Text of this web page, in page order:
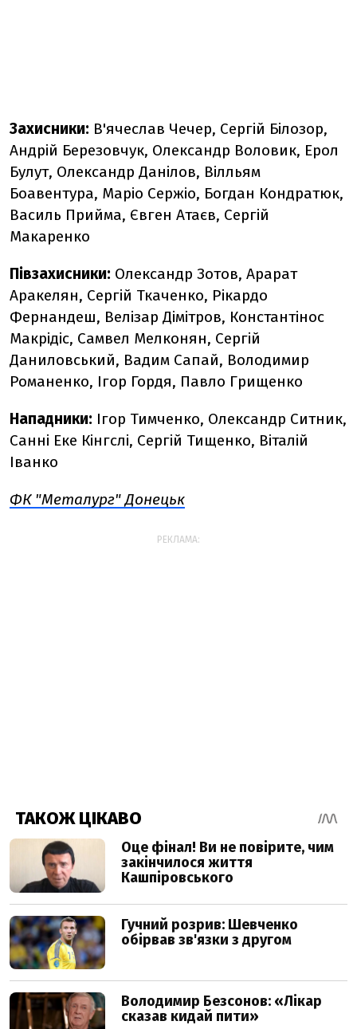
Захисники: В'ячеслав Чечер, Сергій Білозор,
Андрій Березовчук, Олександр Воловик, Ерол
Булут, Олександр Данілов, Вілльям
Боавентура, Маріо Сержіо, Богдан Кондратюк,
Василь Прийма, Євген Атаєв, Сергій
Макаренко
Півзахисники: Олександр Зотов, Арарат
Аракелян, Сергій Ткаченко, Рікардо
Фернандеш, Велізар Дімітров, Константінос
Макрідіс, Самвел Мелконян, Сергій
Даниловський, Вадим Сапай, Володимир
Романенко, Ігор Гордя, Павло Грищенко
Нападники: Ігор Тимченко, Олександр Ситник,
Санні Еке Кінгслі, Сергій Тищенко, Віталій
Іванко
ФК "Металург" Донецьк
РЕКЛАМА: